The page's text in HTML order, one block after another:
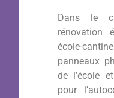
Dans le
rénovation
école-
panneaux
de l’école
pour